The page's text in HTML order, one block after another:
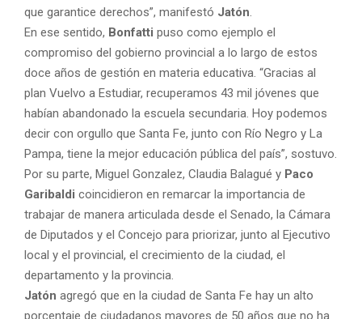
que garantice derechos”, manifestó Jatón
En ese sentido, Bonfatti puso como ejemplo el
compromiso del gobierno provincial a lo largo de estos
doce años de gestión en materia educativa. “Gracias al
plan Vuelvo a Estudiar, recuperamos 43 mil jóvenes que
habían abandonado la escuela secundaria. Hoy podemos
decir con orgullo que Santa Fe, junto con Río Negro y La
Pampa, tiene la mejor educación pública del país”, sostuvo.
Por su parte, Miguel Gonzalez, Claudia Balagué y Paco
Garibaldi coincidieron en remarcar la importancia de
trabajar de manera articulada desde el Senado, la Cámara
de Diputados y el Concejo para priorizar, junto al Ejecutivo
local y el provincial, el crecimiento de la ciudad, el
departamento y la provincia.
Jatón agregó que en la ciudad de Santa Fe hay un alto
porcentaje de ciudadanos mayores de 50 años que no ha